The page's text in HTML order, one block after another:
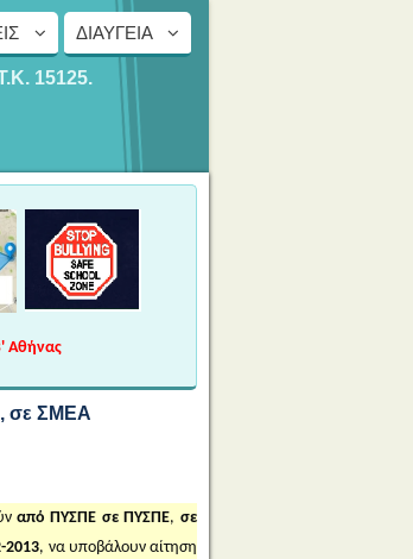
ΔΙΑΎΓΕΙΑ
15125.
Αθήνας
σε ΣΜΕΑ
από ΠΥΣΠΕ σε ΠΥΣΠΕ, σε
2013, να υποβάλουν αίτηση